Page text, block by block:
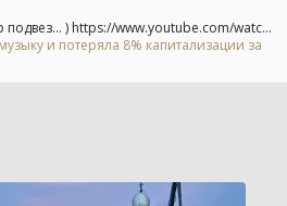
подвез... ) https://www.youtube.com/watc...
и потеряла 8% капитализации за